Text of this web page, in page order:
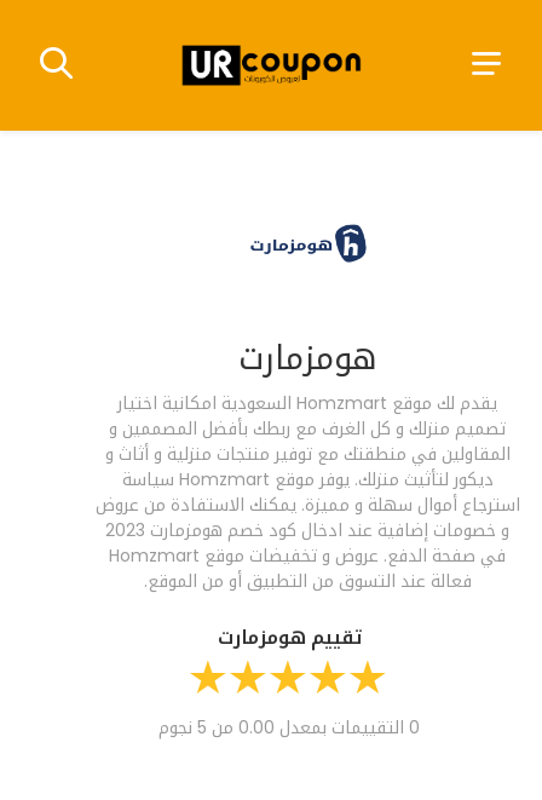
هومزمارت
يقدم لك موقع Homzmart السعودية امكانية اختيار
تصميم منزلك و كل الغرف مع ربطك بأفضل المصممين و
المقاولين في منطقتك مع توفير منتجات منزلية و أثاث و
ديكور لتأثيث منزلك. يوفر موقع Homzmart سياسة
استرجاع أموال سهلة و مميزة. يمكنك الاستفادة من عروض
و خصومات إضافية عند ادخال كود خصم هومزمارت 2023
في صفحة الدفع. عروض و تخفيضات موقع Homzmart
فعالة عند التسوق من التطبيق أو من الموقع.
تقييم هومزمارت
0 التقييمات بمعدل 0.00 من 5 نجوم